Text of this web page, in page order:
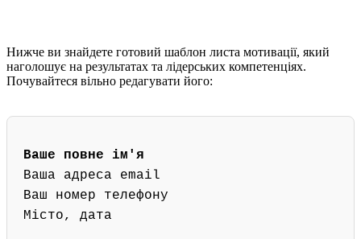
Нижче ви знайдете готовий шаблон листа мотивації, який
наголошує на результатах та лідерських компетенціях.
Почувайтеся вільно редагувати його:
Ваше повне ім'я
Ваша адреса email
Ваш номер телефону
Місто, дата